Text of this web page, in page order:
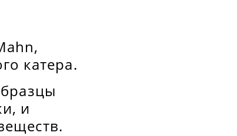
катера.
и